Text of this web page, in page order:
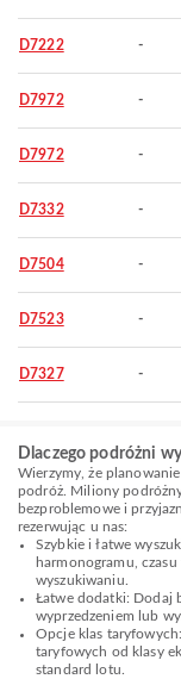
D7222 -
D7972 -
D7972 -
D7332 -
D7504 -
D7523 -
D7327 -
Dlaczego podróżni
Wierzymy, że
podróż. Miliony
bezproblemowe i
rezerwując u nas:
Szybkie i łatwe
harmonogramu,
wyszukiwaniu.
Łatwe dodatki: Dodaj
wyprzedzeniem lub
Opcje klas
taryfowych od klasy
standard lotu.